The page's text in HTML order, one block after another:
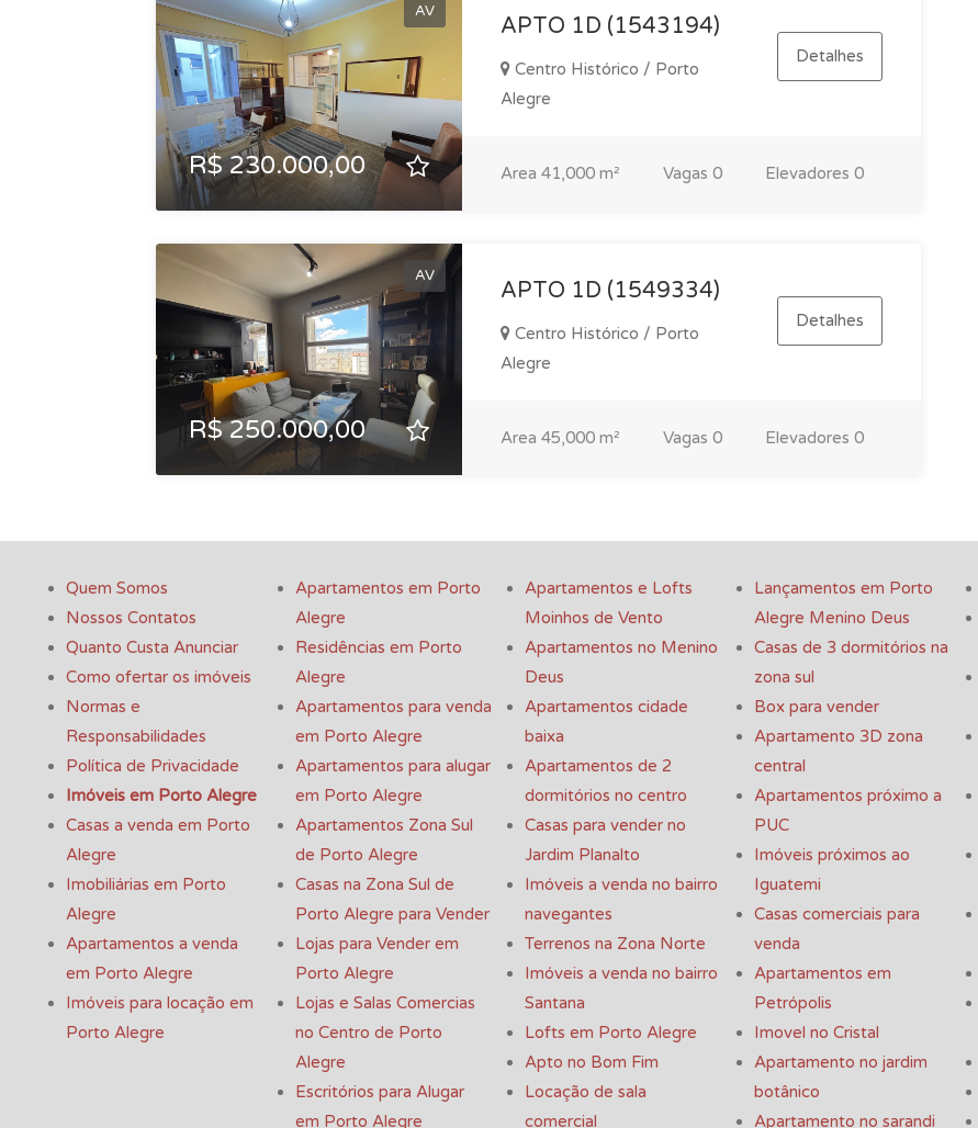
AV
R$ 230.000,00
APTO 1D (1543194)
Centro Histórico / Porto
Alegre
Detalhes
Area 41,000 m² Vagas 0 Elevadores 0
AV
R$ 250.000,00
APTO 1D (1549334)
Centro Histórico / Porto
Alegre
Detalhes
Area 45,000 m² Vagas 0 Elevadores 0
Quem Somos
Nossos Contatos
Quanto Custa Anunciar
Como ofertar os imóveis
Normas e
Responsabilidades
Política de Privacidade
Imóveis em Porto Alegre
Casas a venda em Porto
Alegre
Imobiliárias em Porto
Alegre
Apartamentos a venda
em Porto Alegre
Imóveis para locação em
Porto Alegre
Apartamentos em Porto
Alegre
Residências em Porto
Alegre
Apartamentos para venda
em Porto Alegre
Apartamentos para alugar
em Porto Alegre
Apartamentos Zona Sul
de Porto Alegre
Casas na Zona Sul de
Porto Alegre para Vender
Lojas para Vender em
Porto Alegre
Lojas e Salas Comercias
no Centro de Porto
Alegre
Escritórios para Alugar
em Porto Alegre
Apartamentos e Lofts
Moinhos de Vento
Apartamentos no Menino
Deus
Apartamentos cidade
baixa
Apartamentos de 2
dormitórios no centro
Casas para vender no
Jardim Planalto
Imóveis a venda no bairro
navegantes
Terrenos na Zona Norte
Imóveis a venda no bairro
Santana
Lofts em Porto Alegre
Apto no Bom Fim
Locação de sala
comercial
Lançamentos em Porto
Alegre Menino Deus
Casas de 3 dormitórios na
zona sul
Box para vender
Apartamento 3D zona
central
Apartamentos próximo a
PUC
Imóveis próximos ao
Iguatemi
Casas comerciais para
venda
Apartamentos em
Petrópolis
Imovel no Cristal
Apartamento no jardim
botânico
Apartamento no sarandi